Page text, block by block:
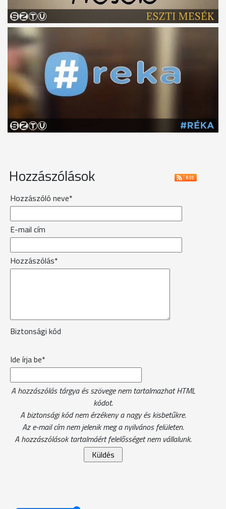
Hozzászólások
Hozzászóló neve*
E-mail cím
Hozzászólás*
Biztonsági kód
Ide írja be*
A hozzászólás tárgya és szövege nem tartalmazhat HTML
kódot.
A biztonsági kód nem érzékeny a nagy és kisbetűkre.
Az e-mail cím nem jelenik meg a nyilvános felületen.
A hozzászólások tartalmáért felelősséget nem vállalunk.